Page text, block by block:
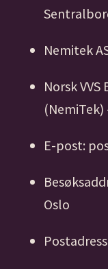
Nemitek
Norsk
(NemiTek)
E-post:
Oslo